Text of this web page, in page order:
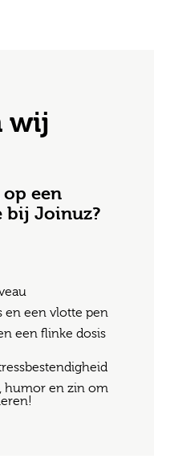
wij
een
bij Joinuz?
en een vlotte pen
een flinke dosis
humor en zin om